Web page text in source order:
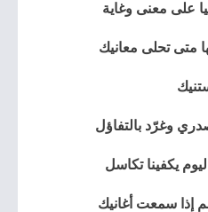
على معنى وغاية
متى تحلى معانيك
وغرّد بالتفاؤل
يكفينا تكاسل
إذا سمعت أغانيك